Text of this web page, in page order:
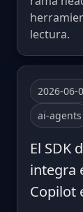
lectura.
2026-06-
ai-agents
El SDK
integra
Copilot